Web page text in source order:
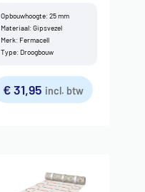
Opbouwhoogte: 25 mm
Materiaal: Gipsvezel
Merk: Fermacell
Type: Droogbouw
€31,95 incl. btw